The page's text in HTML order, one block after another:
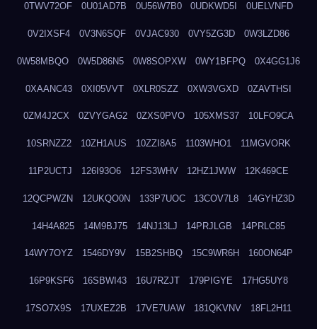
0TWV72OF 0U01AD7B 0U56W7B0 0UDKWD5I 0UELVNFD
0V2IXSF4 0V3N6SQF 0VJAC930 0VY5ZG3D 0W3LZD86
0W58MBQO 0W5D86N5 0W8SOPXW 0WY1BFPQ 0X4GG1J6
0XAANC43 0XI05VVT 0XLR0SZZ 0XW3VGXD 0ZAVTHSI
0ZM4J2CX 0ZVYGAG2 0ZXS0PVO 105XMS37 10LFO9CA
10SRNZZ2 10ZH1AUS 10ZZI8A5 1103WHO1 11MGVORK
11P2UCTJ 126I93O6 12FS3WHV 12HZ1JWW 12K469CE
12QCPWZN 12UKQO0N 133P7UOC 13COV7L8 14GYHZ3D
14H4A825 14M9BJ75 14NJ13LJ 14PRJLGB 14PRLC85
14WY7OYZ 1546DY9V 15B2SHBQ 15C9WR6H 160ON64P
16P9KSF6 16SBWI43 16U7RZJT 179PIGYE 17HG5UY8
17SO7X9S 17UXEZ2B 17VE7UAW 181QKVNV 18FL2H11